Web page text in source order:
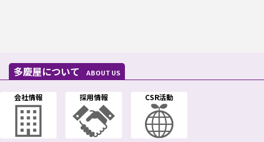
多慶屋について ABOUT US
会社情報 採用情報 CSR活動